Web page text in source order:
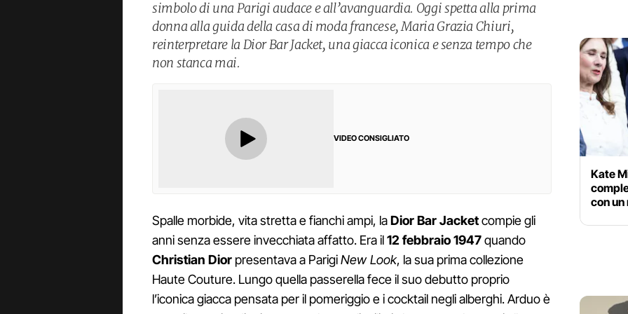
simbolo di una Parigi audace e all’avanguardia. Oggi spetta alla prima
donna alla guida della casa di moda francese, Maria Grazia Chiuri,
reinterpretare la Dior Bar Jacket, una giacca iconica e senza tempo che
non stanca mai.
VIDEO CONSIGLIATO
Spalle morbide, vita stretta e fianchi ampi, laDior Bar Jacketcompie gli
anni senza essere invecchiata affatto. Era il12 febbraio 1947quando
Christian Dior presentava a ParigiNew Look, la sua prima collezione
Haute Couture. Lungo quella passerella fece il suo debutto proprio
l’iconica giacca pensata per il pomeriggio e i cocktail negli alberghi. Arduo è
Kate
con un